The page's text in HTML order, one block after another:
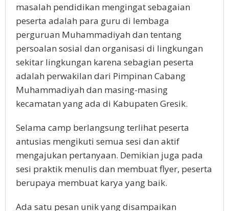
masalah pendidikan mengingat sebagaian
peserta adalah para guru di lembaga
perguruan Muhammadiyah dan tentang
persoalan sosial dan organisasi di lingkungan
sekitar lingkungan karena sebagian peserta
adalah perwakilan dari Pimpinan Cabang
Muhammadiyah dan masing-masing
kecamatan yang ada di Kabupaten Gresik.
Selama camp berlangsung terlihat peserta
antusias mengikuti semua sesi dan aktif
mengajukan pertanyaan. Demikian juga pada
sesi praktik menulis dan membuat flyer, peserta
berupaya membuat karya yang baik.
Ada satu pesan unik yang disampaikan